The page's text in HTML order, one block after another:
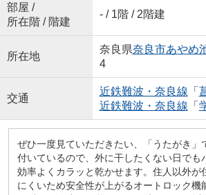
部屋 /
所在階 / 階建
- / 1階 / 2階建
所在地
奈良県奈良市あやめ
4
交通
近鉄難波・奈良線 「
近鉄難波・奈良線 「
ぜひ一度見ていただきたい、「うたがき」
付いているので、外に干したくない日でも
効率よくカラッと乾かせます。住人以外が
にくいため安全性が上がるオートロック機